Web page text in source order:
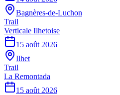
Bagnères-de-Luchon
Trail
Verticale Ilhetoise
15 août 2026
Ilhet
Trail
La Remontada
15 août 2026